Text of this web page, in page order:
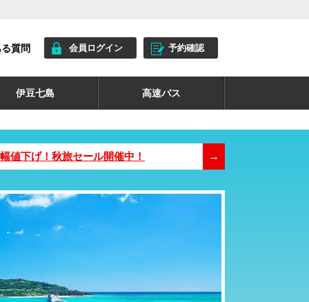
質問 会員ログイン 予約確認
伊豆七島 高速バス
値下げ！秋旅セール開催中！